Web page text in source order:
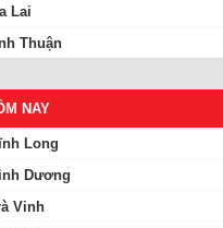
Lai
Thuận
NAY
Long
Dương
Vinh